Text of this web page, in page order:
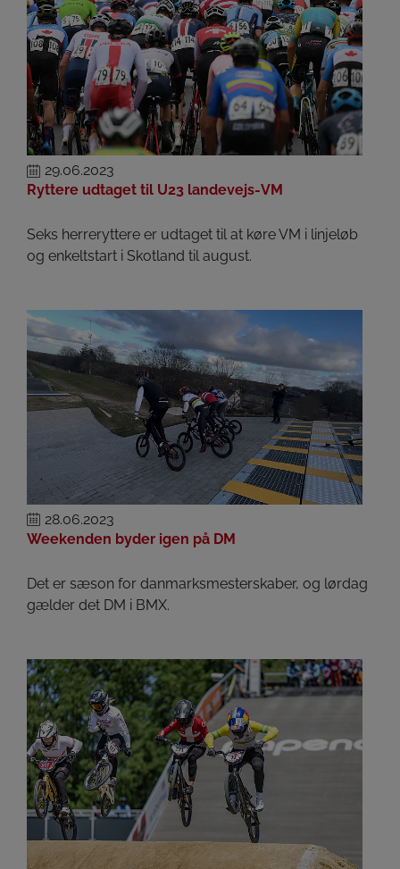
29.06.2023
Ryttere udtaget til U23 landevejs-VM
Seks herreryttere er udtaget til at køre VM i linjeløb
og enkeltstart i Skotland til august.
28.06.2023
Weekenden byder igen på DM
Det er sæson for danmarksmesterskaber, og lørdag
gælder det DM i BMX.